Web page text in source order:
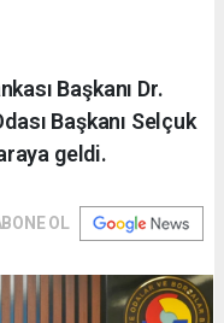
Başkanı Dr.
Başkanı Selçuk
geldi.
OL